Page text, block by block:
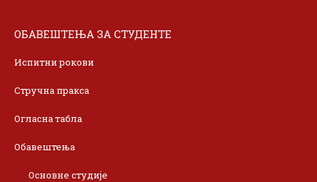
ОБАВЕШТЕЊА ЗА СТУДЕНТЕ
Испитни рокови
Стручна пракса
Огласна табла
Обавештења
Основне студије